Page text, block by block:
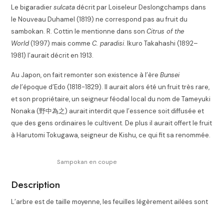
Le bigaradiersulcatadécrit par Loiseleur Deslongchamps dans
le Nouveau Duhamel (1819) ne correspond pas au fruit du
sambokan. R. Cottin le mentionne dans sonCitrus of the
World(1997) mais commeC. paradisi. Ikuro Takahashi (1892–
1981) l’aurait décrit en 1913.
Au Japon, on fait remonter son existence à l’èreBunsei
del’époque d’Edo (1818-1829). Il aurait alors été un fruit très rare,
et son propriétaire, un seigneur féodal local du nom de Tameyuki
Nonaka (野中為之) aurait interdit que l’essence soit diffusée et
que des gens ordinaires le cultivent. De plus il aurait offert le fruit
à Harutomi Tokugawa, seigneur de Kishu, ce qui fit sa renommée.
Sampokan en coupe
Description
L’arbre est de taille moyenne, les feuilles légèrement ailées sont